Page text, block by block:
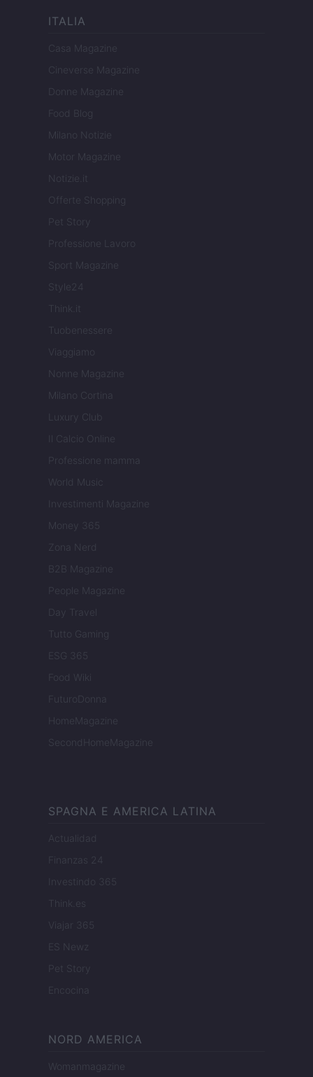
ITALIA
Casa Magazine
Cineverse Magazine
Donne Magazine
Food Blog
Milano Notizie
Motor Magazine
Notizie.it
Offerte Shopping
Pet Story
Professione Lavoro
Sport Magazine
Style24
Think.it
Tuobenessere
Viaggiamo
Nonne Magazine
Milano Cortina
Luxury Club
Il Calcio Online
Professione mamma
World Music
Investimenti Magazine
Money 365
Zona Nerd
B2B Magazine
People Magazine
Day Travel
Tutto Gaming
ESG 365
Food Wiki
FuturoDonna
HomeMagazine
SecondHomeMagazine
SPAGNA E AMERICA LATINA
Actualidad
Finanzas 24
Investindo 365
Think.es
Viajar 365
ES Newz
Pet Story
Encocina
NORD AMERICA
Womanmagazine